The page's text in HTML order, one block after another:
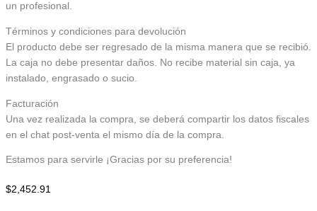
un profesional.
Términos y condiciones para devolución
El producto debe ser regresado de la misma manera que se recibió.
La caja no debe presentar daños. No recibe material sin caja, ya
instalado, engrasado o sucio.
Facturación
Una vez realizada la compra, se deberá compartir los datos fiscales
en el chat post-venta el mismo día de la compra.
Estamos para servirle ¡Gracias por su preferencia!
$2,452.91